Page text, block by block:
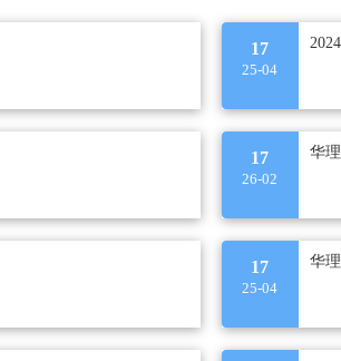
17
25-04
17
26-02
17
25-04
华